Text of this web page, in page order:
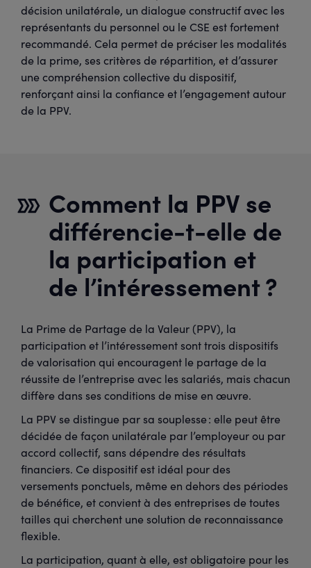
décision unilatérale, un dialogue constructif avec les
représentants du personnel ou le CSE est fortement
recommandé. Cela permet de préciser les modalités
de la prime, ses critères de répartition, et d’assurer
une compréhension collective du dispositif,
renforçant ainsi la confiance et l’engagement autour
de la PPV.
Comment la PPV se
différencie-t-elle de
la participation et
de l’intéressement ?
La Prime de Partage de la Valeur (PPV), la
participation et l’intéressement sont trois dispositifs
de valorisation qui encouragent le partage de la
réussite de l’entreprise avec les salariés, mais chacun
diffère dans ses conditions de mise en œuvre.
La PPV se distingue par sa souplesse : elle peut être
décidée de façon unilatérale par l’employeur ou par
accord collectif, sans dépendre des résultats
financiers. Ce dispositif est idéal pour des
versements ponctuels, même en dehors des périodes
de bénéfice, et convient à des entreprises de toutes
tailles qui cherchent une solution de reconnaissance
flexible.
La participation, quant à elle, est obligatoire pour les